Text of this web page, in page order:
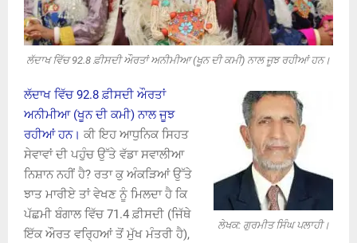
ਲੱਦਾਖ ਵਿੱਚ 92.8 ਫ਼ੀਸਦੀ ਔਰਤਾਂ ਅਨੀਮੀਆ (ਖੂਨ ਦੀ ਕਮੀ) ਨਾਲ ਜੂਝ ਰਹੀਆਂ ਹਨ।
ਲੇਖਕ: ਗੁਰਮੀਤ ਸਿੰਘ ਪਲਾਹੀ।
ਲੱਦਾਖ ਵਿੱਚ 92.8 ਫ਼ੀਸਦੀ ਔਰਤਾਂ
ਅਨੀਮੀਆ (ਖੂਨ ਦੀ ਕਮੀ) ਨਾਲ ਜੂਝ
ਰਹੀਆਂ ਹਨ। ਕੀ ਇਹ ਆਧੁਨਿਕ ਸਿਹਤ
ਸੇਵਾਵਾਂ ਦੀ ਪਹੁੰਚ ਉੱਤੇ ਵੱਡਾ ਸਵਾਲੀਆ
ਨਿਸ਼ਾਨ ਨਹੀਂ ਹੈ? ਰਤਾ ਕੁ ਅੰਕੜਿਆਂ ਉੱਤੇ
ਝਾਤ ਮਾਰੀਏ ਤਾਂ ਵੇਖਣ ਨੂੰ ਮਿਲਦਾ ਹੈ ਕਿ
ਪੱਛਮੀ ਬੰਗਾਲ ਵਿੱਚ 71.4 ਫ਼ੀਸਦੀ (ਜਿੱਥੇ
ਇੱਕ ਔਰਤ ਵਰ੍ਹਿਆਂ ਤੋਂ ਮੁੱਖ ਮੰਤਰੀ ਹੈ),